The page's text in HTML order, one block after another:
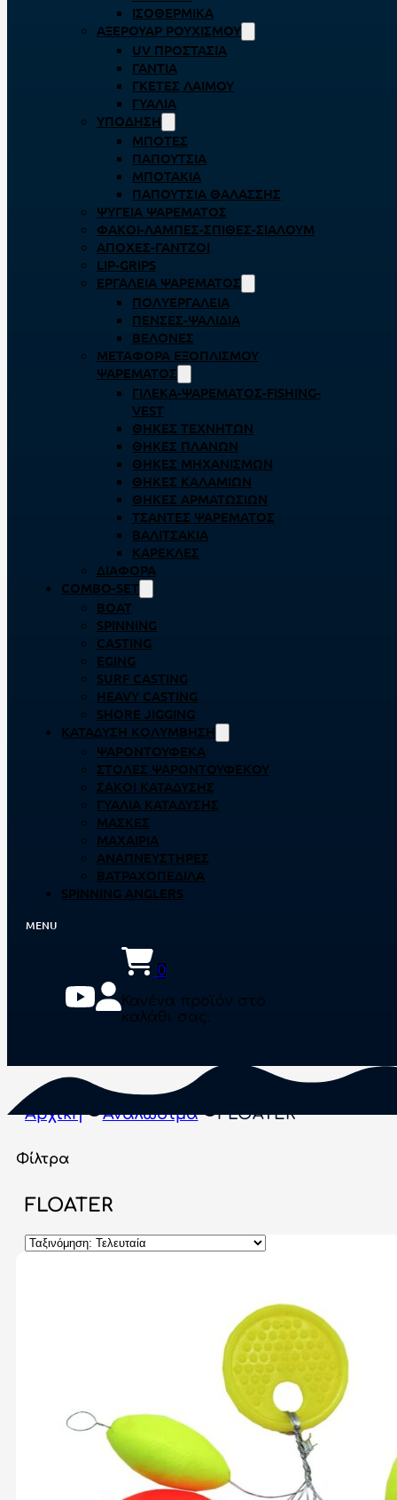
ΙΣΟΘΕΡΜΙΚΆ
ΑΞΕΡΟΥΆΡ ΡΟΥΧΙΣΜΟΎ
UV ΠΡΟΣΤΑΣΊΑ
ΓΆΝΤΙΑ
ΓΚΈΤΕΣ ΛΑΊΜΟΥ
ΓΥΑΛΙΆ
ΥΠΌΔΗΣΗ
ΜΠΌΤΕΣ
ΠΑΠΟΎΤΣΙΑ
ΜΠΟΤΆΚΙΑ
ΠΑΠΟΎΤΣΙΑ ΘΑΛΆΣΣΗΣ
ΨΥΓΕΊΑ ΨΑΡΈΜΑΤΟΣ
ΦΑΚΟΊ-ΛΆΜΠΕΣ-ΣΠΊΘΕΣ-ΣΊΑΛΟΥΜ
ΑΠΌΧΕΣ-ΓΆΝΤΖΟΙ
LIP-GRIPS
EΡΓΑΛΕΊΑ ΨΑΡΈΜΑΤΟΣ
ΠΟΛΥΕΡΓΑΛΕΊΑ
ΠΈΝΣΕΣ-ΨΑΛΊΔΙΑ
ΒΕΛΌΝΕΣ
ΜΕΤΑΦΟΡΆ ΕΞΟΠΛΙΣΜΟΎ
ΨΑΡΈΜΑΤΟΣ
ΓΙΛΈΚΑ-ΨΑΡΈΜΑΤΟΣ-FISHING-
VEST
ΘΉΚΕΣ ΤΕΧΝΗΤΏΝ
ΘΉΚΕΣ ΠΛΆΝΩΝ
ΘΉΚΕΣ ΜΗΧΑΝΙΣΜΏΝ
ΘΉΚΕΣ ΚΑΛΑΜΙΏΝ
ΘΉΚΕΣ ΑΡΜΑΤΩΣΙΏΝ
ΤΣΆΝΤΕΣ ΨΑΡΈΜΑΤΟΣ
ΒΑΛΙΤΣΆΚΙΑ
ΚΑΡΈΚΛΕΣ
ΔΙΆΦΟΡΑ
COMBO-SET
BOAT
SPINNING
CASTING
EGING
SURF CASTING
HEAVY CASTING
SHORE JIGGING
ΚΑΤΆΔΥΣΗ ΚΟΛΎΜΒΗΣΗ
ΨΑΡΟΝΤΟΎΦΕΚΑ
ΣΤΟΛΈΣ ΨΑΡΟΝΤΟΎΦΕΚΟΥ
ΣΆΚΟΙ ΚΑΤΆΔΥΣΗΣ
ΓΥΑΛΙΆ ΚΑΤΆΔΥΣΗΣ
ΜΆΣΚΕΣ
ΜΑΧΑΊΡΙΑ
ΑΝΑΠΝΕΥΣΤΉΡΕΣ
ΒΑΤΡΑΧΟΠΈΔΙΛΑ
SPINNING ANGLERS
0
Κανένα προϊόν στο
καλάθι σας.
Αρχική Αναλώσιμα FLOATER
Φίλτρα
FLOATER